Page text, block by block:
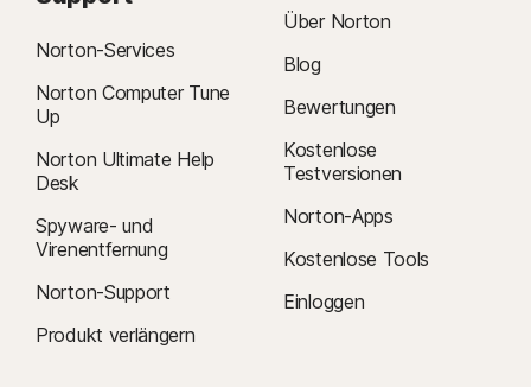
Norton-Services
Norton Computer Tune
Up
Norton Ultimate Help
Desk
Spyware- und
Virenentfernung
Norton-Support
Produkt verlängern
Über Norton
Blog
Bewertungen
Kostenlose
Testversionen
Norton-Apps
Kostenlose Tools
Einloggen